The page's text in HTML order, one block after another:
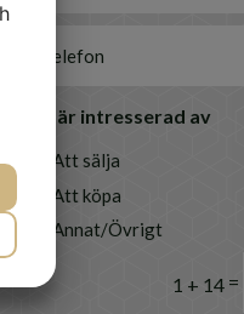
Jag är intresserad av
Att sälja
Att köpa
Annat/Övrigt
1 + 14=